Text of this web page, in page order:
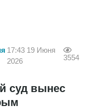
17:43 19 Июня
2026
3554
суд вынес